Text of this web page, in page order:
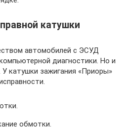
катушки
автомобилей с ЭСУД
диагностики. Но и
У катушки зажигания «Приоры»
обмотки.